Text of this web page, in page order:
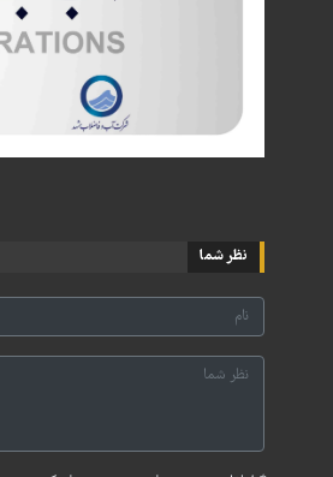
نظر شما